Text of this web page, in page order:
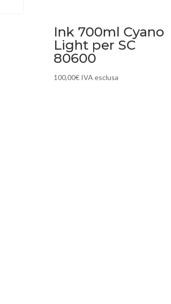
Ink 700ml Cyano
Light per SC
80600
100,00€ IVA esclusa